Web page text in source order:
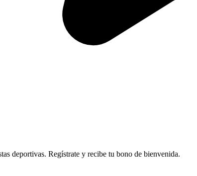
deportivas. Regístrate y recibe tu bono de bienvenida.